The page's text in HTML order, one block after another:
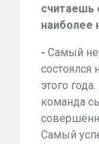
считаешь
наиболее
- Самый
состоялся
этого
команда
Самый